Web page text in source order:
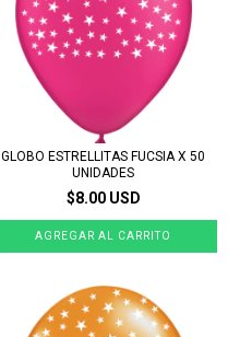
GLOBO ESTRELLITAS FUCSIA X 50
UNIDADES
$8.00 USD